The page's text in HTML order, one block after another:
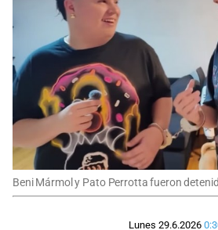
Beni Mármol y Pato Perrotta fueron
Lunes 29.6.2026